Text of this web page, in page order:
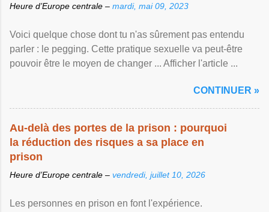
Heure d’Europe centrale – mardi, mai 09, 2023
Voici quelque chose dont tu n'as sûrement pas entendu
parler : le pegging. Cette pratique sexuelle va peut-être
pouvoir être le moyen de changer ... Afficher l'article ...
CONTINUER »
Au-delà des portes de la prison : pourquoi
la réduction des risques a sa place en
prison
Heure d’Europe centrale – vendredi, juillet 10, 2026
Les personnes en prison en font l'expérience.